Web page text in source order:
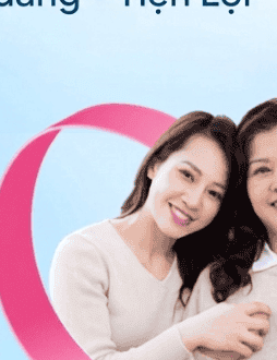
các tế bào của chính nó.
miễn dịch
hóa cũng có thể khuyên bạn
sĩ nào cũng đồng ý với biện
ngặt chỉ có chất lỏng